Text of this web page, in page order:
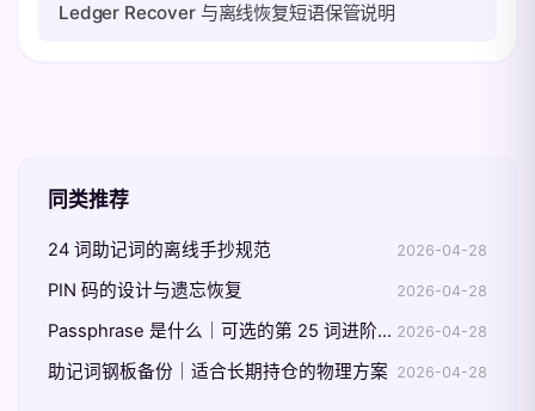
Ledger Recover 与离线恢复短语保管说明
同类推荐
24 词助记词的离线手抄规范 2026-04-28
PIN 码的设计与遗忘恢复 2026-04-28
Passphrase 是什么｜可选的第 25 词进阶保护 2026-04-28
助记词钢板备份｜适合长期持仓的物理方案 2026-04-28